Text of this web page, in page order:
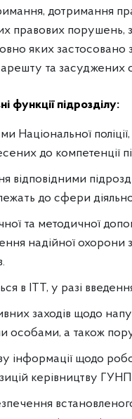
дотримання
правових порушень,
яких застосовано
та засуджених
функції підрозділу:
Національної
до компетенції
відповідними
до сфери
та методичної
надійної охорони
в ІТТ, у разі
заходів щодо
особами, а також
інформації щодо
керівництву